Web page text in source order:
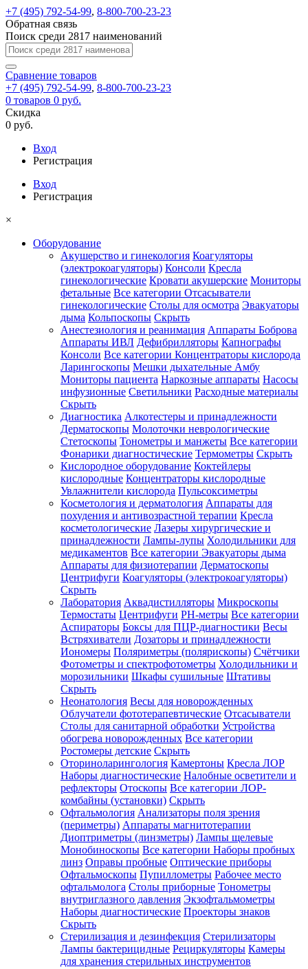
+7 (495) 792-54-99, 8-800-700-23-23
Обратная связь
Поиск среди 2817 наименований
Сравнение товаров
+7 (495) 792-54-99, 8-800-700-23-23
0 товаров 0 руб.
Скидка
0 руб.
Вход
Регистрация
Вход
Регистрация
×
Оборудование
Акушерство и гинекология Коагуляторы
(электрокоагуляторы) Консоли Кресла
гинекологические Кровати акушерские Мониторы
фетальные Все категории Отсасыватели
гинекологические Столы для осмотра Эвакуаторы
дыма Кольпоскопы Скрыть
Анестезиология и реанимация Аппараты Боброва
Аппараты ИВЛ Дефибрилляторы Капнографы
Консоли Все категории Концентраторы кислорода
Ларингоскопы Мешки дыхательные Амбу
Мониторы пациента Наркозные аппараты Насосы
инфузионные Светильники Расходные материалы
Скрыть
Диагностика Алкотестеры и принадлежности
Дерматоскопы Молоточки неврологические
Стетоскопы Тонометры и манжеты Все категории
Фонарики диагностические Термометры Скрыть
Кислородное оборудование Коктейлеры
кислородные Концентраторы кислородные
Увлажнители кислорода Пульсоксиметры
Косметология и дерматология Аппараты для
похудения и антивозрастной терапии Кресла
косметологические Лазеры хирургические и
принадлежности Лампы-лупы Холодильники для
медикаментов Все категории Эвакуаторы дыма
Аппараты для физиотерапии Дерматоскопы
Центрифуги Коагуляторы (электрокоагуляторы)
Скрыть
Лаборатория Аквадистилляторы Микроскопы
Термостаты Центрифуги PH-метры Все категории
Аспираторы Боксы для ПЦР-диагностики Весы
Встряхиватели Дозаторы и принадлежности
Иономеры Поляриметры (полярископы) Счётчики
Фотометры и спектрофотометры Холодильники и
морозильники Шкафы сушильные Штативы
Скрыть
Неонатология Весы для новорожденных
Облучатели фототерапевтические Отсасыватели
Столы для санитарной обработки Устройства
обогрева новорожденных Все категории
Ростомеры детские Скрыть
Оториноларингология Камертоны Кресла ЛОР
Наборы диагностические Налобные осветители и
рефлекторы Отоскопы Все категории ЛОР-
комбайны (установки) Скрыть
Офтальмология Анализаторы поля зрения
(периметры) Аппараты магнитотерапии
Диоптриметры (линзметры) Лампы щелевые
Монобиноскопы Все категории Наборы пробных
линз Оправы пробные Оптические приборы
Офтальмоскопы Пупиллометры Рабочее место
офтальмолога Столы приборные Тонометры
внутриглазного давления Экзофтальмометры
Наборы диагностические Проекторы знаков
Скрыть
Стерилизация и дезинфекция Стерилизаторы
Лампы бактерицидные Рециркуляторы Камеры
для хранения стерильных инструментов